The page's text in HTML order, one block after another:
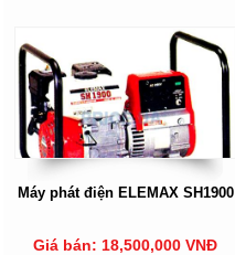
Máy phát điện ELEMAX SH1900
Giá bán: 18,500,000 VNĐ